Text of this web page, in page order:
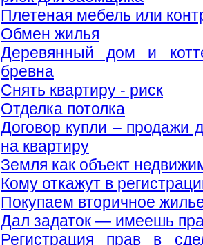
Плетеная мебель или
Обмен жилья
Деревянный дом и
бревна
Снять квартиру - риск
Отделка потолка
Договор купли – продажи
на квартиру
Земля как объект
Кому откажут в
Покупаем вторичное
Дал задаток — имеешь
Регистрация прав в